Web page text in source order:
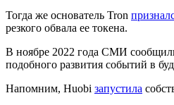
Тогда же основатель Tron
резкого обвала ее токена.
В ноябре 2022 года СМИ
подобного развития событий в
Напомним, Huobi запустила